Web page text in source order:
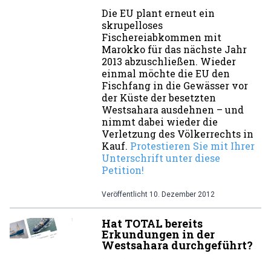
Die EU plant erneut ein
skrupelloses
Fischereiabkommen mit
Marokko für das nächste Jahr
2013 abzuschließen. Wieder
einmal möchte die EU den
Fischfang in die Gewässer vor
der Küste der besetzten
Westsahara ausdehnen – und
nimmt dabei wieder die
Verletzung des Völkerrechts in
Kauf. Protestieren Sie mit Ihrer
Unterschrift unter diese
Petition!
Veröffentlicht 10. Dezember 2012
Hat TOTAL bereits
Erkundungen in der
Westsahara durchgeführt?